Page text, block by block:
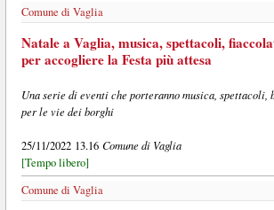
Comune di Vaglia
Natale a Vaglia, musica, spettacoli,
per accogliere la Festa più attesa
Una serie di eventi che porteranno musica, spettacoli,
per le vie dei borghi
25/11/2022 13.16 Comune di Vaglia
[Tempo libero]
Comune di Vaglia